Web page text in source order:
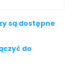
są dostępne
do